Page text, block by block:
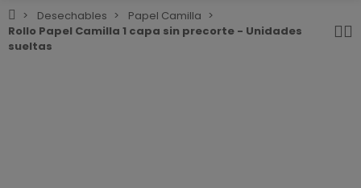
Desechables
Papel Camilla
Rollo Papel Camilla 1 capa sin precorte - Unidades
sueltas